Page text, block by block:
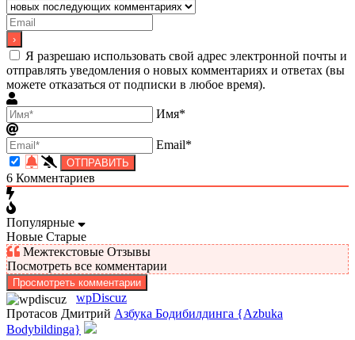
Я разрешаю использовать свой адрес электронной почты и
отправлять уведомления о новых комментариях и ответах (вы
можете отказаться от подписки в любое время).
Имя*
Email*
6 Комментариев
Популярные
Новые Старые
Межтекстовые Отзывы
Посмотреть все комментарии
Просмотреть комментарии
wpDiscuz
Протасов Дмитрий Азбука Бодибилдинга {Azbuka
Bodybildinga}